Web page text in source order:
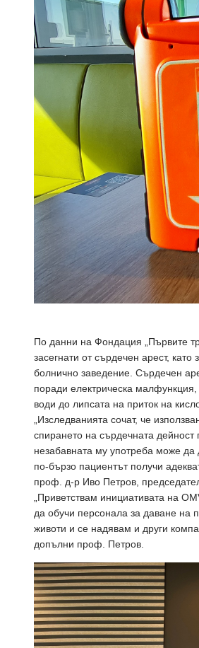
По данни на Фондация „Първите
засегнати от сърдечен арест,
болнично заведение. Сърдечен
поради електрическа
води до липсата на приток на
„Изследванията сочат, че
спирането на сърдечната
незабавната му употреба може
по-бързо пациентът получи
проф. д-р Иво Петров,
„Приветствам инициативата на
да обучи персонала за даване
животи и се надявам и други
допълни проф. Петров.